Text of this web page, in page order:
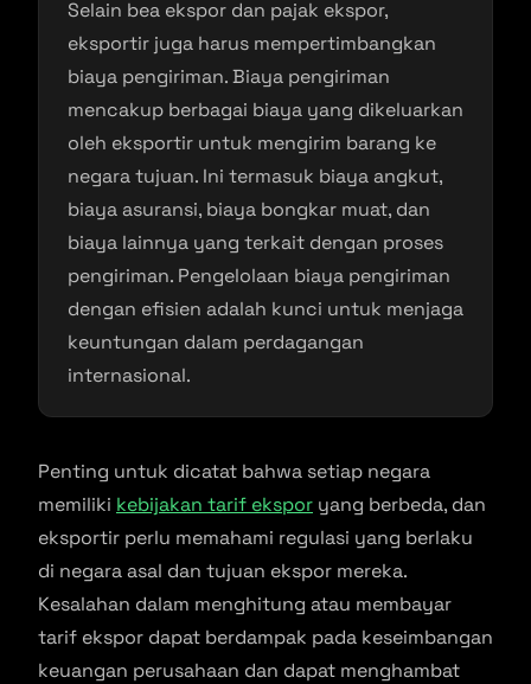
Selain bea ekspor dan pajak ekspor,
eksportir juga harus mempertimbangkan
biaya pengiriman. Biaya pengiriman
mencakup berbagai biaya yang dikeluarkan
oleh eksportir untuk mengirim barang ke
negara tujuan. Ini termasuk biaya angkut,
biaya asuransi, biaya bongkar muat, dan
biaya lainnya yang terkait dengan proses
pengiriman. Pengelolaan biaya pengiriman
dengan efisien adalah kunci untuk menjaga
keuntungan dalam perdagangan
internasional.
Penting untuk dicatat bahwa setiap negara
memiliki kebijakan tarif ekspor yang berbeda, dan
eksportir perlu memahami regulasi yang berlaku
di negara asal dan tujuan ekspor mereka.
Kesalahan dalam menghitung atau membayar
tarif ekspor dapat berdampak pada keseimbangan
keuangan perusahaan dan dapat menghambat